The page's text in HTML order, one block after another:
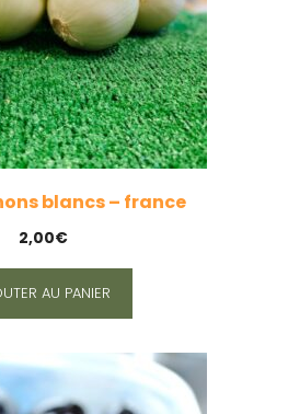
blancs – france
2,00€
AU PANIER